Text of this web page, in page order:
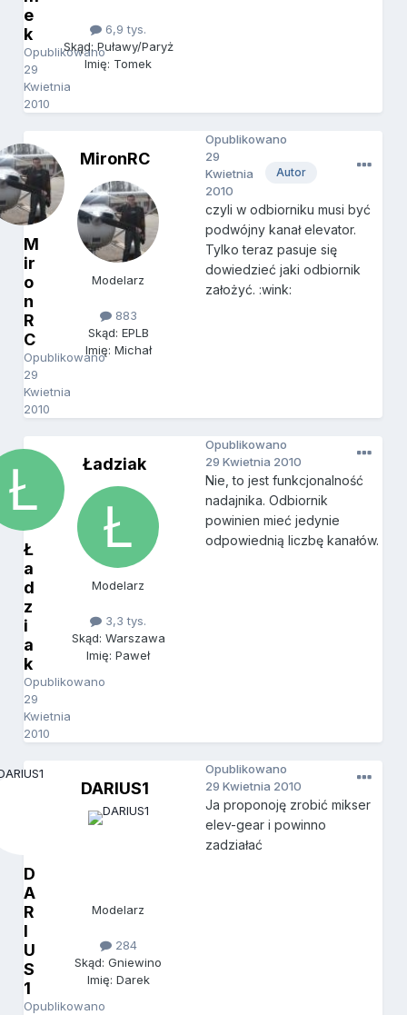
e
k
Opublikowano
29
Kwietnia
2010
6,9 tys.
Skąd: Puławy/Paryż
Imię: Tomek
M
ir
o
n
R
C
Opublikowano
29
Kwietnia
2010
MironRC
Modelarz
883
Skąd: EPLB
Imię: Michał
Autor
Opublikowano
29
Kwietnia
2010
czyli w odbiorniku musi być
podwójny kanał elevator.
Tylko teraz pasuje się
dowiedzieć jaki odbiornik
założyć. :wink:
Ł
a
d
z
i
a
k
Opublikowano
29
Kwietnia
2010
Ładziak
Modelarz
3,3 tys.
Skąd: Warszawa
Imię: Paweł
Opublikowano
29 Kwietnia 2010
Nie, to jest funkcjonalność
nadajnika. Odbiornik
powinien mieć jedynie
odpowiednią liczbę kanałów.
D
A
R
I
U
S
1
Opublikowano
DARIUS1
Modelarz
284
Skąd: Gniewino
Imię: Darek
Opublikowano
29 Kwietnia 2010
Ja proponoję zrobić mikser
elev-gear i powinno
zadziałać